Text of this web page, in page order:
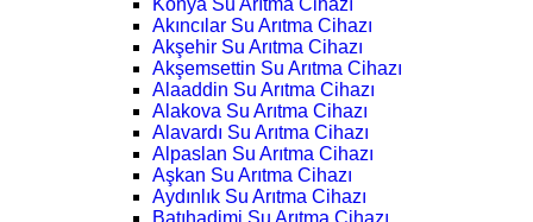
Konya Su Arıtma Cihazı
Akıncılar Su Arıtma Cihazı
Akşehir Su Arıtma Cihazı
Akşemsettin Su Arıtma Cihazı
Alaaddin Su Arıtma Cihazı
Alakova Su Arıtma Cihazı
Alavardı Su Arıtma Cihazı
Alpaslan Su Arıtma Cihazı
Aşkan Su Arıtma Cihazı
Aydınlık Su Arıtma Cihazı